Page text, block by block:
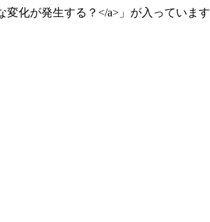
変化が発生する？</a>」が入っています